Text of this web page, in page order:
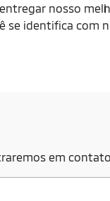
nosso
identifica com
em